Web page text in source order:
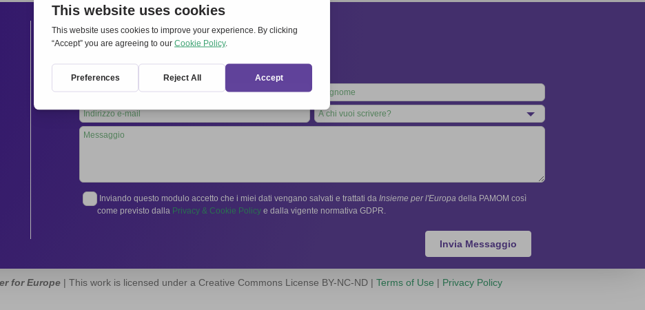
Contatti
Segreteria Internazionale:
06 94798302
field
blank
Inviando questo modulo accetto che i miei dati vengano salvati e trattati daInsieme per l'Europa della PAMOM così
come previsto dalla Privacy & Cookie Policye dalla vigente normativa GDPR.
Invia Messaggio
for Europe | This work is licensed under a Creative Commons License BY-NC-ND | Terms of Use | Privacy Policy